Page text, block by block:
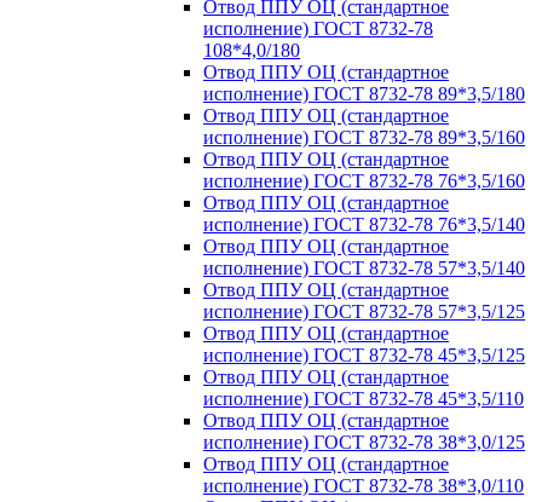
Отвод ППУ ОЦ (стандартное
исполнение) ГОСТ 8732-78
108*4,0/180
Отвод ППУ ОЦ (стандартное
исполнение) ГОСТ 8732-78 89*3,5/180
Отвод ППУ ОЦ (стандартное
исполнение) ГОСТ 8732-78 89*3,5/160
Отвод ППУ ОЦ (стандартное
исполнение) ГОСТ 8732-78 76*3,5/160
Отвод ППУ ОЦ (стандартное
исполнение) ГОСТ 8732-78 76*3,5/140
Отвод ППУ ОЦ (стандартное
исполнение) ГОСТ 8732-78 57*3,5/140
Отвод ППУ ОЦ (стандартное
исполнение) ГОСТ 8732-78 57*3,5/125
Отвод ППУ ОЦ (стандартное
исполнение) ГОСТ 8732-78 45*3,5/125
Отвод ППУ ОЦ (стандартное
исполнение) ГОСТ 8732-78 45*3,5/110
Отвод ППУ ОЦ (стандартное
исполнение) ГОСТ 8732-78 38*3,0/125
Отвод ППУ ОЦ (стандартное
исполнение) ГОСТ 8732-78 38*3,0/110